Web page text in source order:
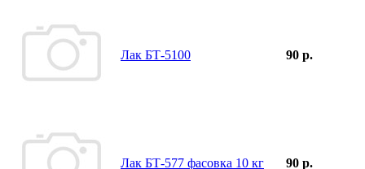
Лак БТ-5100 90 р.
Лак БТ-577 фасовка 10 кг 90 р.